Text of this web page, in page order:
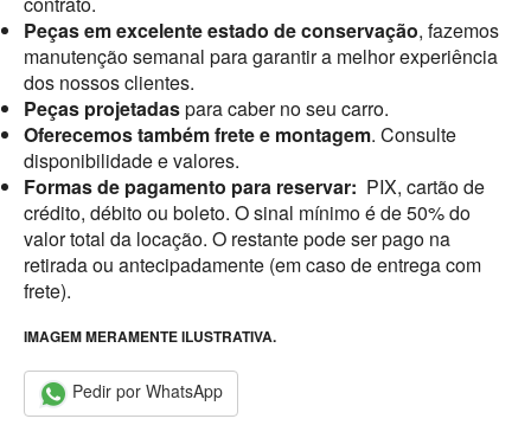
Peças em excelente estado de conservação, fazemos
manutenção semanal para garantir a melhor experiência
dos nossos clientes.
Peças projetadaspara caber no seu carro.
Oferecemos também frete e montagem. Consulte
disponibilidade e valores.
Formas de pagamento para reservar: PIX, cartão de
crédito, débito ou boleto. O sinal mínimo é de 50% do
valor total da locação. O restante pode ser pago na
retirada ou antecipadamente (em caso de entrega com
frete).
IMAGEM MERAMENTE ILUSTRATIVA.
Pedir por WhatsApp